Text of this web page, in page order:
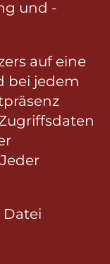
und -
auf eine
bei jedem
Datei